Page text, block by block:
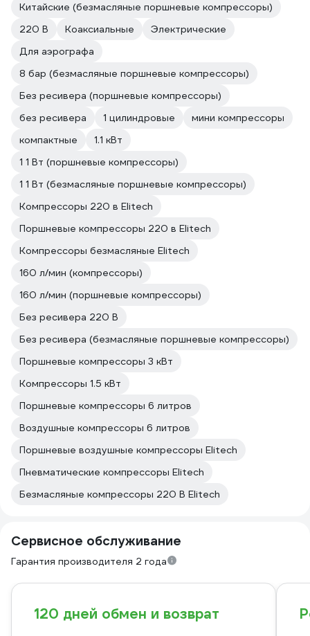
Китайские (безмасляные поршневые компрессоры)
220 В
Коаксиальные
Электрические
Для аэрографа
8 бар (безмасляные поршневые компрессоры)
Без ресивера (поршневые компрессоры)
без ресивера
1 цилиндровые
мини компрессоры
компактные
1.1 кВт
1 1 Вт (поршневые компрессоры)
1 1 Вт (безмасляные поршневые компрессоры)
Компрессоры 220 в Elitech
Поршневые компрессоры 220 в Elitech
Компрессоры безмасляные Elitech
160 л/мин (компрессоры)
160 л/мин (поршневые компрессоры)
Без ресивера 220 В
Без ресивера (безмасляные поршневые компрессоры)
Поршневые компрессоры 3 кВт
Компрессоры 1.5 кВт
Поршневые компрессоры 6 литров
Воздушные компрессоры 6 литров
Поршневые воздушные компрессоры Elitech
Пневматические компрессоры Elitech
Безмасляные компрессоры 220 В Elitech
Сервисное обслуживание
Гарантия производителя 2 года
120 дней обмен и возврат